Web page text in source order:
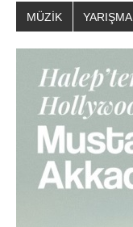
MÜZİK YARIŞMA